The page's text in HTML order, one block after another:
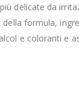
delicate da
della formula,
e coloranti e